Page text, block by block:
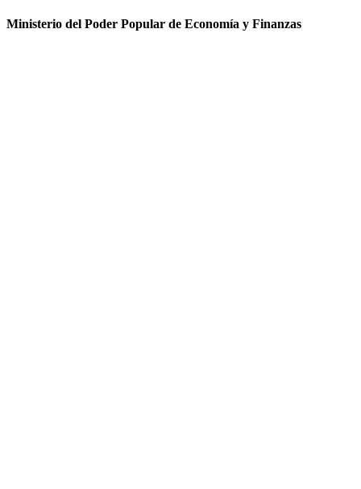
Ministerio del Poder Popular de Economía y Finanzas